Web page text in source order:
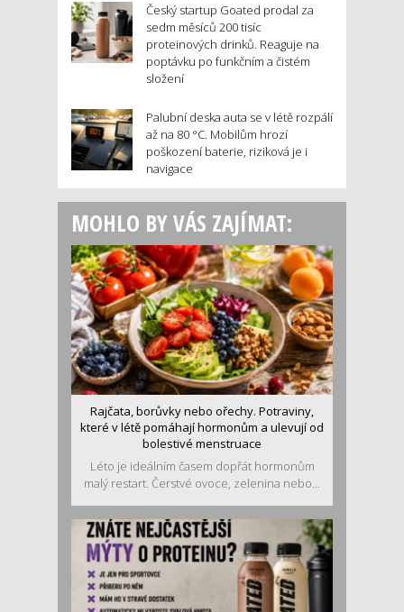
Český startup Goated prodal za
sedm měsíců 200 tisíc
proteinových drinků. Reaguje na
poptávku po funkčním a čistém
složení
Palubní deska auta se v létě rozpálí
až na 80 °C. Mobilům hrozí
poškození baterie, riziková je i
navigace
MOHLO BY VÁS ZAJÍMAT:
Rajčata, borůvky nebo ořechy. Potraviny,
které v létě pomáhají hormonům a ulevují od
bolestivé menstruace
Léto je ideálním časem dopřát hormonům
malý restart. Čerstvé ovoce, zelenina nebo...